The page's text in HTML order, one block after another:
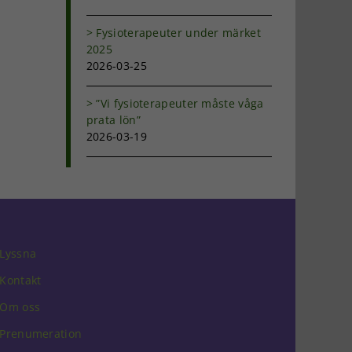
Fysioterapeuter under märket
2025
2026-03-25
”Vi fysioterapeuter måste våga
prata lön”
2026-03-19
Lyssna
Kontakt
Om oss
Prenumeration